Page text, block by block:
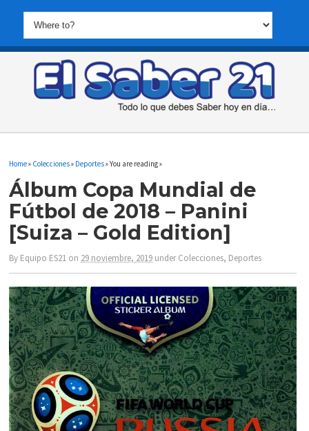
Home» Colecciones» Deportes» You are reading »
Álbum Copa Mundial de
Fútbol de 2018 – Panini
[Suiza – Gold Edition]
By Equipo ES21 on 29 noviembre, 2019 underColecciones, Deportes